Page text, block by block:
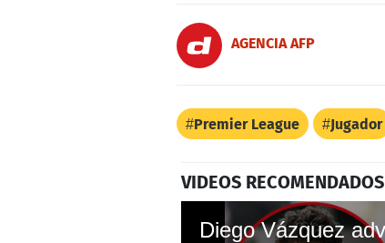
AGENCIA AFP
Premier League Jugador
VIDEOS RECOMENDADOS